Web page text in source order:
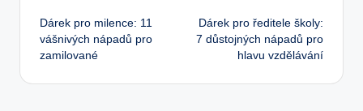
navigation
Dárek pro milence: 11
vášnivých nápadů pro
zamilované
Dárek pro ředitele školy:
7 důstojných nápadů pro
hlavu vzdělávání